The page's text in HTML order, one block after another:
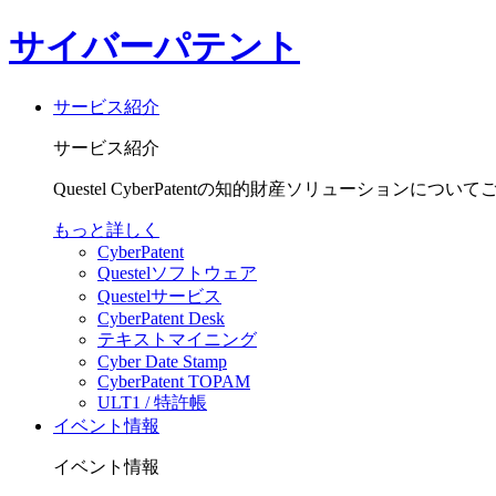
サイバーパテント
サービス紹介
サービス紹介
Questel CyberPatentの知的財産ソリューションについて
もっと詳しく
CyberPatent
Questelソフトウェア
Questelサービス
CyberPatent Desk
テキストマイニング
Cyber Date Stamp
CyberPatent TOPAM
ULT1 / 特許帳
イベント情報
イベント情報